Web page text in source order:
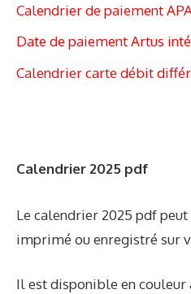
Calendrier de paiement
Date de paiement Artus
Calendrier carte débit
Calendrier 2025 pdf
Le calendrier 2025 pdf
imprimé ou enregistré sur
Il est disponible en couleur